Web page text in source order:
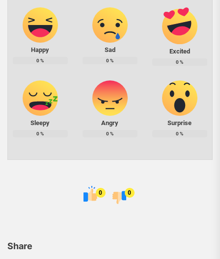
Share
Happy
0%
Sad
0%
Excited
0%
Sleepy
0%
Angry
0%
Surprise
0%
0 0